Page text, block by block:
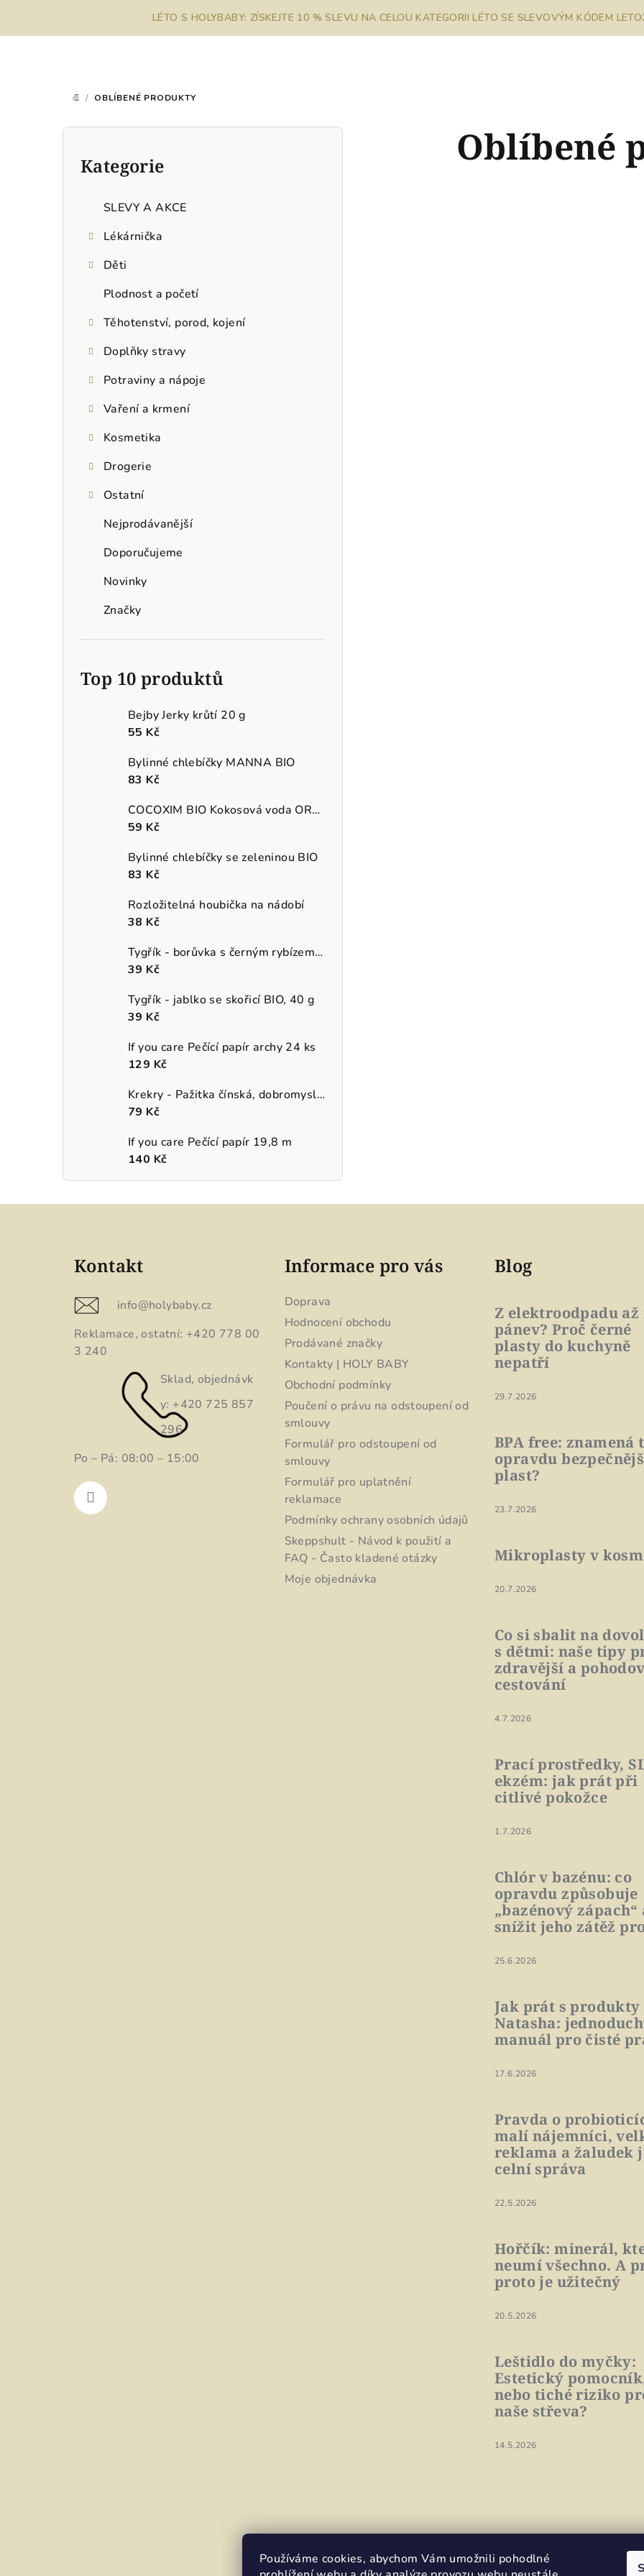
Používáme cookies, abychom Vám umožnili pohodlné
LÉTO S HOLYBABY: ZÍSKEJTE 10 % SLEVU NA CELOU KATEGORII LÉTO SE SLEVOVÝM KÓDEM
DOMŮ
/ OBLÍBENÉ PRODUKTY
P
Přeskočit
kategorie
Kategorie
SLEVY A AKCE
Lékárnička
Děti
Plodnost a početí
Těhotenství, porod, kojení
Doplňky stravy
Potraviny a nápoje
Vaření a krmení
Kosmetika
Drogerie
Ostatní
Nejprodávanější
Doporučujeme
Novinky
Značky
Top 10 produktů
Bejby Jerky krůtí 20 g
55 Kč
Bylinné chlebíčky MANNA BIO
83 Kč
COCOXIM BIO Kokosová voda ORGANIC
59 Kč
Bylinné chlebíčky se zeleninou BIO
83 Kč
Rozložitelná houbička na nádobí
38 Kč
Tygřík - borůvka s černým rybízem BIO, 40 g
39 Kč
Tygřík - jablko se skořicí BIO, 40 g
39 Kč
If you care Pečící papír archy 24 ks
129 Kč
Krekry - Pažitka čínská, dobromysl BIO
79 Kč
If you care Pečící papír 19,8 m
140 Kč
Oblíbené
Kontakt
info@holybaby.cz
Reklamace, ostatní: +420 778 00
3 240
Sklad, objednávk
y: +420 725 857
296
Po – Pá: 08:00 – 15:00
Informace pro vás
Doprava
Hodnocení obchodu
Prodávané značky
Kontakty | HOLY BABY
Obchodní podmínky
Poučení o právu na odstoupení od
smlouvy
Formulář pro odstoupení od
smlouvy
Formulář pro uplatnění
reklamace
Podmínky ochrany osobních údajů
Skeppshult - Návod k použití a
FAQ - Často kladené otázky
Moje objednávka
Blog
Z elektroodpadu až
pánev? Proč černé
plasty do kuchyně
nepatří
29.7.2026
BPA free: znamená
opravdu
plast?
23.7.2026
Mikroplasty v
20.7.2026
Co si sbalit na
s dětmi: naše tipy
zdravější a
cestování
4.7.2026
Prací prostředky,
ekzém: jak prát při
citlivé pokožce
1.7.2026
Chlór v bazénu: co
opravdu způsobuje
„bazénový zápach“
snížit jeho zátěž
25.6.2026
Jak prát s produkty
Natasha:
manuál pro čisté
17.6.2026
Pravda o
malí nájemníci,
reklama a žaludek
celní správa
22.5.2026
Hořčík: minerál,
neumí všechno. A
proto je užitečný
20.5.2026
Leštidlo do myčky:
Estetický
nebo tiché riziko
naše střeva?
14.5.2026